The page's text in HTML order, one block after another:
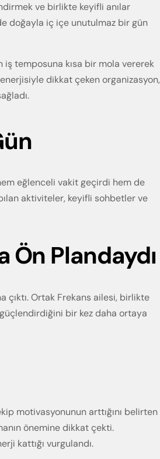
ve birlikte keyifli anılar
doğayla iç içe unutulmaz bir gün
temposuna kısa bir mola vererek
dikkat çeken organizasyon,
eğlenceli vakit geçirdi hem de
aktiviteler, keyifli sohbetler ve
Ön Plandaydı
çıktı. Ortak Frekans ailesi, birlikte
bir kez daha ortaya
motivasyonunun arttığını belirten
önemine dikkat çekti.
kattığı vurgulandı.